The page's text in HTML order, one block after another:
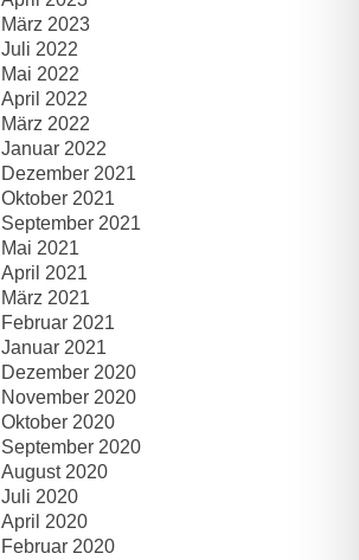
März 2023
Juli 2022
Mai 2022
April 2022
März 2022
Januar 2022
Dezember 2021
Oktober 2021
September 2021
Mai 2021
April 2021
März 2021
Februar 2021
Januar 2021
Dezember 2020
November 2020
Oktober 2020
September 2020
August 2020
Juli 2020
April 2020
Februar 2020